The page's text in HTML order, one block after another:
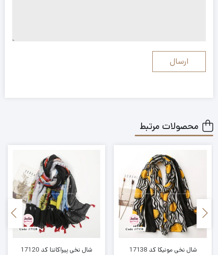
محصولات مرتبط
شال نخی مونیکا کد 17138 شال نخی پیراکانتا کد 17120